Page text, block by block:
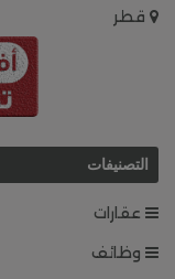
قطر
التصنيفات
عقارات
وظائف